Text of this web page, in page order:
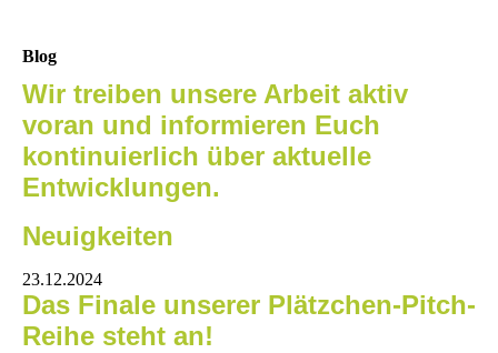
Blog
Wir treiben unsere Arbeit aktiv
voran und informieren Euch
kontinuierlich über aktuelle
Entwicklungen.
Neuigkeiten
23.12.2024
Das Finale unserer Plätzchen-Pitch-
Reihe steht an!